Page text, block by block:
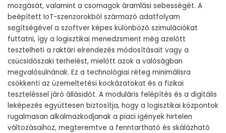
mozgását, valamint a csomagok áramlási sebességét. A
beépített IoT-szenzorokból származó adatfolyam
segítségével a szoftver képes különböző szimulációkat
futtatni, így a logisztikai menedzsment még azelőtt
tesztelheti a raktári elrendezés módosításait vagy a
csúcsidőszaki terhelést, mielőtt azok a valóságban
megvalósulnának. Ez a technológiai réteg minimálisra
csökkenti az üzemeltetési kockázatokat és a fizikai
teszteléssel járó állásidőt. A moduláris felépítés és a digitális
leképezés együttesen biztosítja, hogy a logisztikai központok
rugalmasan alkalmazkodjanak a piaci igények hirtelen
változásaihoz, megteremtve a fenntartható és skálázható